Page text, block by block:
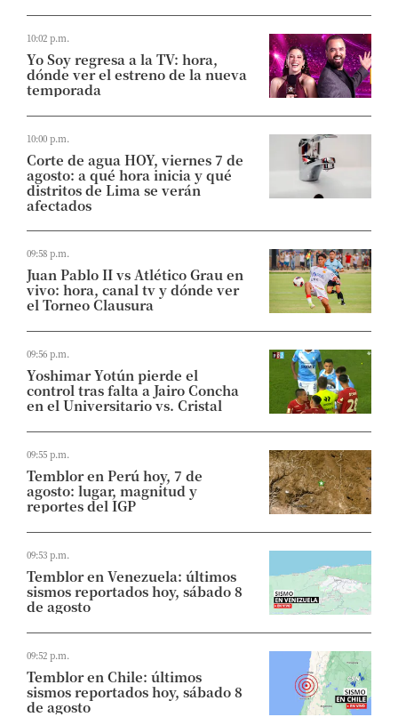
10:02 p.m.
Yo Soy regresa a la TV: hora,
dónde ver el estreno de la nueva
temporada
10:00 p.m.
Corte de agua HOY, viernes 7 de
agosto: a qué hora inicia y qué
distritos de Lima se verán
afectados
09:58 p.m.
Juan Pablo II vs Atlético Grau en
vivo: hora, canal tv y dónde ver
el Torneo Clausura
09:56 p.m.
Yoshimar Yotún pierde el
control tras falta a Jairo Concha
en el Universitario vs. Cristal
09:55 p.m.
Temblor en Perú hoy, 7 de
agosto: lugar, magnitud y
reportes del IGP
09:53 p.m.
Temblor en Venezuela: últimos
sismos reportados hoy, sábado 8
de agosto
09:52 p.m.
Temblor en Chile: últimos
sismos reportados hoy, sábado 8
de agosto